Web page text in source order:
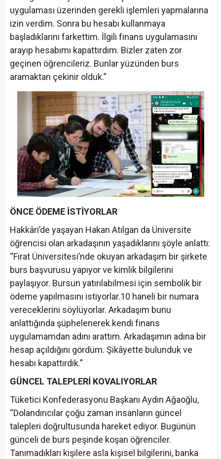
uygulaması üzerinden gerekli işlemleri yapmalarına
izin verdim. Sonra bu hesabı kullanmaya
başladıklarını farkettim. İlgili finans uygulamasını
arayıp hesabımı kapattırdım. Bizler zaten zor
geçinen öğrencileriz. Bunlar yüzünden burs
aramaktan çekinir olduk.”
ÖNCE ÖDEME İSTİYORLAR
Hakkâri’de yaşayan Hakan Atılgan da Üniversite
öğrencisi olan arkadaşının yaşadıklarını şöyle anlattı:
“Fırat Üniversitesi’nde okuyan arkadaşım bir şirkete
burs başvurusu yapıyor ve kimlik bilgilerini
paylaşıyor. Bursun yatırılabilmesi için sembolik bir
ödeme yapılmasını istiyorlar.10 haneli bir numara
vereceklerini söylüyorlar. Arkadaşım bunu
anlattığında şüphelenerek kendi finans
uygulamamdan adını arattım. Arkadaşımın adına bir
hesap açıldığını gördüm. Şikâyette bulunduk ve
hesabı kapattırdık.”
GÜNCEL TALEPLERİ KOVALIYORLAR
Tüketici Konfederasyonu Başkanı Aydın Ağaoğlu,
“Dolandırıcılar çoğu zaman insanların güncel
talepleri doğrultusunda hareket ediyor. Bugünün
günceli de burs peşinde koşan öğrenciler.
Tanımadıkları kişilere asla kişisel bilgilerini, banka